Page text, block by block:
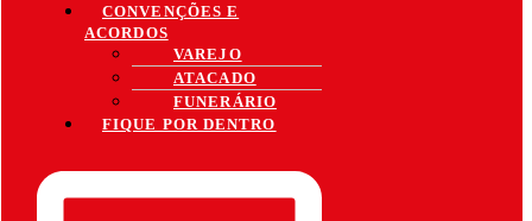
CONVENÇÕES E
ACORDOS
VAREJO
ATACADO
FUNERÁRIO
FIQUE POR DENTRO